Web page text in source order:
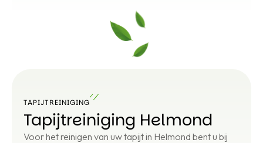
TAPIJTREINIGING
Tapijtreiniging Helmond
Voor het reinigen van uw tapijt in Helmond bent u bij